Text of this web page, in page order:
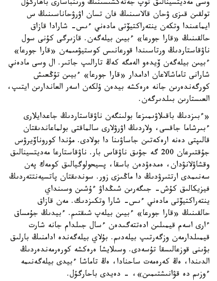
وسى مەديتسينالىق توپ جەتەكشىسىنىڭ ورىنباسارى باھارگۇل
تولقىن قىزى ۋحان قالاسىنىڭ فان تسان اۋرۋحاناسىنىڭ س
ايماعىندا وتكەن ينتەراكتيۆتى مادەني ءىس- شارادا قازاق
حالقىنىڭ «قارا جورعا» ءبيىن بيلەگەن. قازىرگى كۇنى سول
ناۋقاستاردىڭ ورتاسىندا قورعانىس كوستيۋمىمەن «قارا جورعا»
ءبيىن بيلەگەن ۆيدەو الەمگە كەڭ تارالىپ جاتىر. ال وسى مادەني
شارانى تاماشالاعان ادامدار «قارا جورعا» ءبيىن تۇڭعىش
كورگەندەرىن جانە ەرەكشە بيدەن ۇلكەن اسەر العاندارىن ايتىپ،
العىستارىن بىلدىرگەن.
«ءبىزدىڭ باقىلاۋىمىزعا بولىنگەن ناۋقاستاردىڭ جاعدايلارى
ءبىرشاما جاقسى، ولاردىڭ اۋرۋلارى سالماقتى بولماعاندىقتان
قالىپتى دەنە ارەكەتىن جاساۋىنا دا بولادى. مۇندا كوروناۆيرۋس
جۇقتىرعان 200 گە جۋىق ناۋقاس بار. ناۋقاستارعا مەديتسينالىق
وقشاۋلانۋدان، ەمدەۋدەن باسقا، پسيحولوگيالىق كومەك پەن
سەنىمدى ارتتىرۋدىڭ دا ماڭىزى زور. سوندىقتان پاتسيەنتتەردىڭ
فيزيكالىق كۇش- جىگەرىن شىڭداۋ ءۇشىن وسىنداي
ينتەراكتيۆتى مادەني ءىس- شارا وتكىزدىك. مەن قازاق
حالقىنىڭ «قارا جورعا» ءبيىن بيلەپ شىقتىم. ءبيدىڭ جۇمساق
ءارى اسەم قيمىلىن ادەتتەگىدەن ءسال جىلدام جانە شارت
قيمىلدارمەن وزگەرتىپ بيلەدىم. بۇلاي بيلەگەندە ادامنىڭ بارلىق
بۋىنى قوزعالىسقا تۇسەدى. وسىلايشا ەرەكشە كورەرمەندەردىڭ
الدىندا، ەڭ كەرەمەت ساحنادا، ەڭ تاماشا ءبيدى بيلەگەنىمە
ءوزىم دە قۋانىشتىمىن»، - دەيدى باحارگۇل.